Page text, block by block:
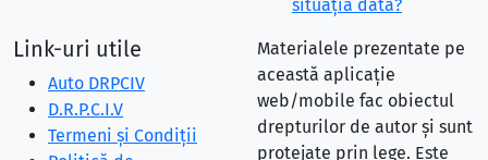
situaţia dată?
Link-uri utile
Auto DRPCIV
D.R.P.C.I.V
Termeni și Condiții
Materialele prezentate pe
această aplicație
web/mobile fac obiectul
drepturilor de autor și sunt
protejate prin lege. Este